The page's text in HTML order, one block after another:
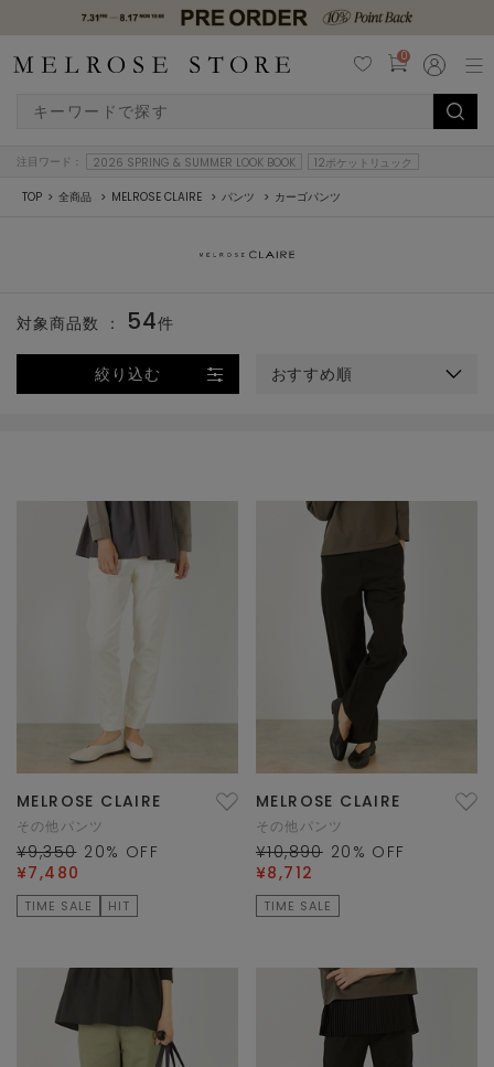
0
注目ワード： 2026 SPRING & SUMMER LOOK BOOK 12ポケットリュック
TOP 全商品 MELROSE CLAIRE パンツ カーゴパンツ
絞り込む おすすめ順
対象商品数 ： 54件
MELROSE CLAIRE
その他パンツ
¥9,350 20% OFF
¥7,480
TIME SALE HIT
MELROSE CLAIRE
その他パンツ
¥10,890 20 % OFF
¥8,712
TIME SALE